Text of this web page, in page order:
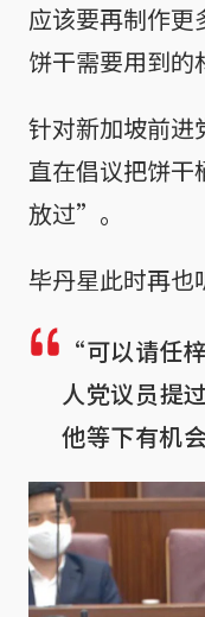
应该要再制作更
饼干需要用到的
针对新加坡前进
直在倡议把饼
放过”。
毕丹星此时再也
“可以请任
人党议员提
他等下有机